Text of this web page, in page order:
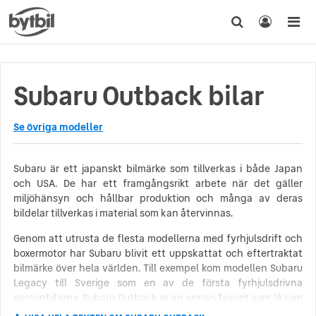
Subaru Outback bilar
Se övriga modeller
Subaru är ett japanskt bilmärke som tillverkas i både Japan
och USA. De har ett framgångsrikt arbete när det gäller
miljöhänsyn och hållbar produktion och många av deras
bildelar tillverkas i material som kan återvinnas.
Genom att utrusta de flesta modellerna med fyrhjulsdrift och
boxermotor har Subaru blivit ett uppskattat och eftertraktat
bilmärke över hela världen. Till exempel kom modellen Subaru
Legacy till Sverige som en av de första fyrhjulsdrivna
personbilarna. Subaru Outback är en annan favorit som liksom
alla andra modeller är konstruerad med Subarus berömda